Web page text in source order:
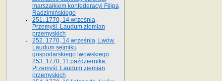
marszałkiem konfederacyi Filipa
Radzimińskiego
251. 1770, 14 września,
Przemyśl. Laudum ziemian
przemyskich
252. 1770, 14 września, Lwów.
Laudum sejmiku
gospodarskiego lwowskiego
253. 1770, 11 października,
Przemyśl. Laudum ziemian
przemyskich